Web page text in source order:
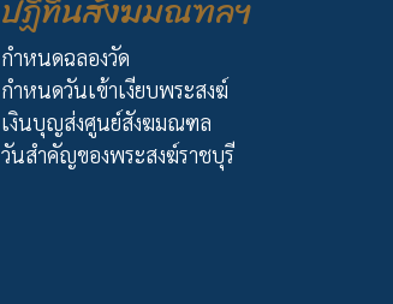
ปฏิทินสังฆมณฑลฯ
กำหนดฉลองวัด
กำหนดวันเข้าเงียบพระสงฆ์
เงินบุญส่งศูนย์สังฆมณฑล
วันสำคัญของพระสงฆ์ราชบุรี